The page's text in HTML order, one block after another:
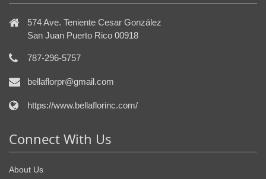
574 Ave. Teniente Cesar González
San Juan Puerto Rico 00918
787-296-5757
bellaflorpr@gmail.com
https://www.bellaflorinc.com/
Connect With Us
About Us